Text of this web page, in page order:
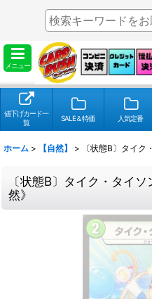
メニュー
値下げカード一
覧
SALE＆特価 人気定番
ホーム > 【自然】 > 〔状態B〕タイ
〔状態B〕タイク・タイ
然》